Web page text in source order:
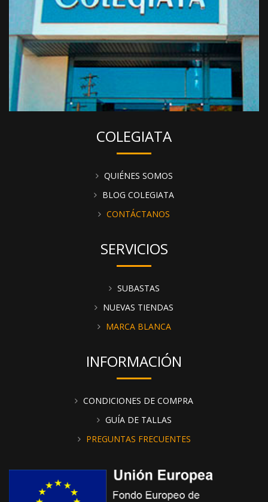
COLEGIATA
QUIÉNES SOMOS
BLOG COLEGIATA
CONTÁCTANOS
SERVICIOS
SUBASTAS
NUEVAS TIENDAS
MARCA BLANCA
INFORMACIÓN
CONDICIONES DE COMPRA
GUÍA DE TALLAS
PREGUNTAS FRECUENTES